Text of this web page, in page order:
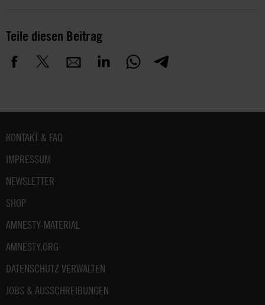
Teile diesen Beitrag
Fußbereich
KONTAKT & FAQ
IMPRESSUM
NEWSLETTER
SHOP
AMNESTY-MATERIAL
AMNESTY.ORG
DATENSCHUTZ VERWALTEN
JOBS & AUSSCHREIBUNGEN